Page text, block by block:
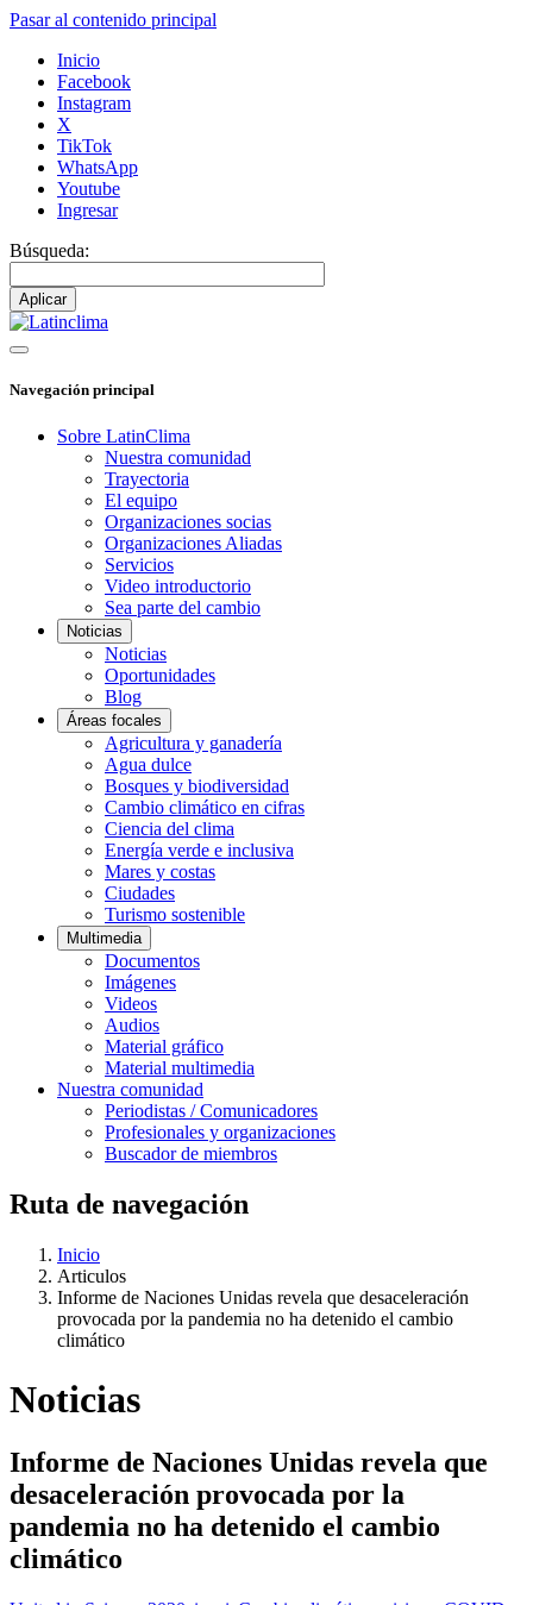
Pasar al contenido principal
Inicio
Facebook
Instagram
X
TikTok
WhatsApp
Youtube
Ingresar
Búsqueda:
Navegación principal
Sobre LatinClima
Nuestra comunidad
Trayectoria
El equipo
Organizaciones socias
Organizaciones Aliadas
Servicios
Video introductorio
Sea parte del cambio
Noticias
Noticias
Oportunidades
Blog
Áreas focales
Agricultura y ganadería
Agua dulce
Bosques y biodiversidad
Cambio climático en cifras
Ciencia del clima
Energía verde e inclusiva
Mares y costas
Ciudades
Turismo sostenible
Multimedia
Documentos
Imágenes
Videos
Audios
Material gráfico
Material multimedia
Nuestra comunidad
Periodistas / Comunicadores
Profesionales y organizaciones
Buscador de miembros
Ruta de navegación
Inicio
Articulos
Informe de Naciones Unidas revela que desaceleración
provocada por la pandemia no ha detenido el cambio
climático
Noticias
Informe de Naciones Unidas revela que
desaceleración provocada por la
pandemia no ha detenido el cambio
climático